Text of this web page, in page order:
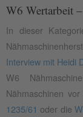
W6 Wertarbeit
In dieser
Interview mit Heidi
W6
Nähmaschinen
1235/61 oder die